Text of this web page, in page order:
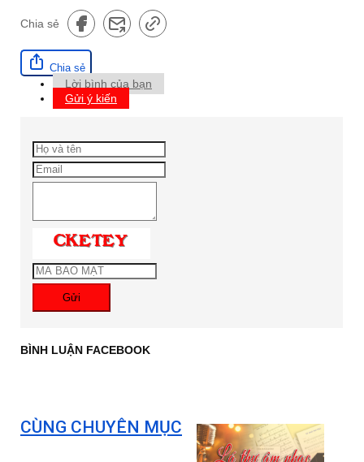
Chia sẻ
Chia sẻ
Lời bình của bạn
Gửi ý kiến
Gửi
BÌNH LUẬN FACEBOOK
CÙNG CHUYÊN MỤC